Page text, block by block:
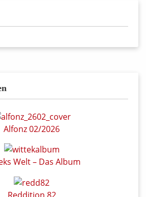
Alfonz 02/2026
Welt – Das Album